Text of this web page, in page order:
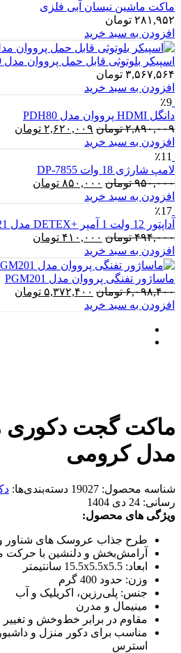
ماکت ماشین نیسان آبی فلزی
۲۸۱,۹۵۲ تومان
افزودن به سبد خرید
اسپیکر بلوتوثی قابل حمل پرووان مدل PSB4809
۳,۵۶۷,۵۶۴ تومان
افزودن به سبد خرید
٪9
دانگل HDMI پرووان مدل PDH80
۲,۸۹۰,۰۰۹ تومان قیمت
اصلی:
بود.
۲,۶۲۰,۰۰۹ تومان
افزودن به سبد خرید
٪11
لامپ شارژی 18 وات DP-7855
۹۵۰,۰۰۰ تومان قیمت
اصلی:
بود.
۸۵۰,۰۰۰ تومان
افزودن به سبد خرید
٪17
آداپتور 12 ولت 1 آمپر +DETEX مدل DA121
۴۹۴,۰۰۰ تومان قیمت
اصلی:
۴۹۴,۰۰۰ تومان
بود.
۴۱۰,۰۰۰ تومان
۴۱۰,۰۰۰
افزودن به سبد خرید
ماساژور تفنگی پرووان مدل PGM201
۶,۰۹۸,۴۰۰ تومان قیمت
اصلی:
۵,۳۷۲,۴۰۰ تومان
افزودن به سبد خرید
ماکت گجت دکوری
مدل کرومی
شناسه محصول: 19027 دسته‌بندی‌ها:
رسانی: 24 دی 1404
ویژگی های محصول:
طرح جذاب عروسک های شناور
آرامش‌بخش و دلنشین با حرکت
ابعاد: 15.5x5.5x5.5 سانتیمتر
وزن: حدود 400 گرم
جنس: پلی‌رزین، اکریلیک و آب
مینیمال و مدرن
مقاوم در برابر خط‌وخش و تغییر
مناسب برای دکور منزل و
استرس